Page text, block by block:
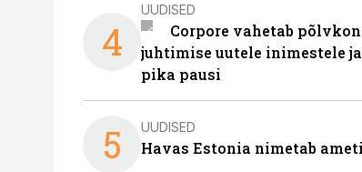
4
UUDISED
Corpore vahetab
juhtimise uutele inimestele
pika pausi
5 UUDISED
Havas Estonia nimetab